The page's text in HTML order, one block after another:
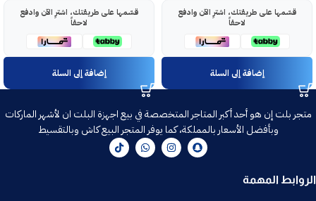
قسّمها على طريقتك، اشترِ الآن وادفع
لاحقاً
إضافة إلى السلة
قسّمها على طريقتك، اشترِ الآن وادفع
لاحقاً
إضافة إلى السلة
متجر بلت إن هو أحد أكبر المتاجر المتخصصة في بيع اجهزة البلت ان لأشهر الماركات
وبأفضل الأسعار بالمملكة، كما يوفر المتجر البيع كاش وبالتقسيط
الروابط المهمة